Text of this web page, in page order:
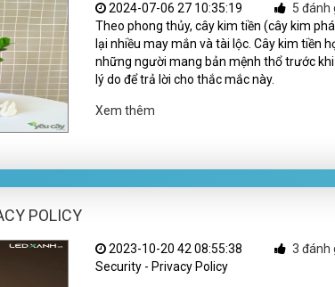
2024-07-06 27 10:35:19
5 đánh
Theo phong thủy, cây kim tiền (cây kim
lại nhiều may mắn và tài lộc. Cây kim tiền
những người mang bản mệnh thổ trước
lý do để trả lời cho thắc mắc này.
Xem thêm
POLICY
2023-10-20 42 08:55:38
3 đánh
Security - Privacy Policy